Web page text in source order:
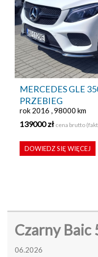
MERCEDES GLE
PRZEBIEG
rok 2016 , 98000 km
139000 zł cena brutto
DOWIEDZ SIĘ WIĘCEJ
Czarny Baic
06.2026